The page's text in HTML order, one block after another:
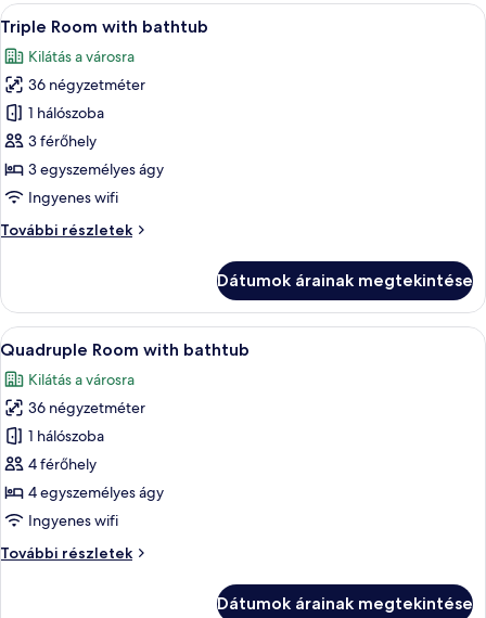
A
következő
szoba
összes
képének
megtekintése:
Triple
Room
bathtub
Prémium ágynemű, széf a szobában,
3
Triple Room with bathtub
Kilátás a városra
36 négyzetméter
1 hálószoba
3 férőhely
3 egyszemélyes ágy
Ingyenes wifi
További részletek
Triple
további
részletei
Dátumok árainak megtekintése
A
következő
szoba
összes
képének
megtekintése:
Quadruple
Room
bathtub
Prémium ágynemű, széf a szobában,
3
Quadruple Room with bathtub
Kilátás a városra
36 négyzetméter
1 hálószoba
4 férőhely
4 egyszemélyes ágy
Ingyenes wifi
További részletek
Quadruple
Dátumok árainak megtekintése